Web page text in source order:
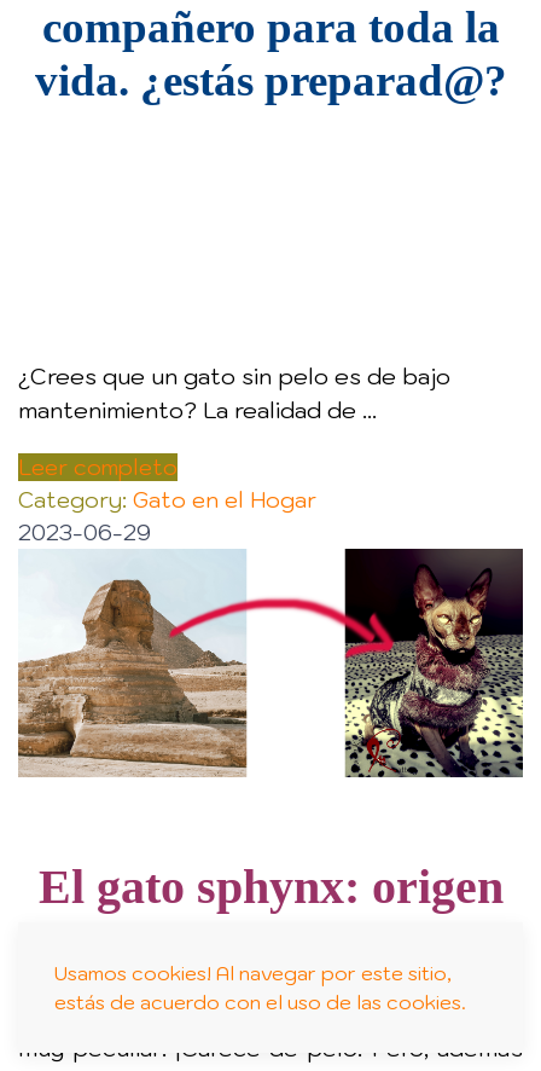
Usamos cookies! Al navegar por este sitio,
estás de acuerdo con el uso de las cookies.
compañero para toda la
vida. ¿estás preparad@?
¿Crees que un gato sin pelo es de bajo
mantenimiento? La realidad de ...
Leer completo
Category: Gato en el Hogar
2023-06-29
El gato sphynx: origen
gato Sphynx, ogato esfinge es un felino
muy peculiar: ¡Carece de pelo! Pero, además